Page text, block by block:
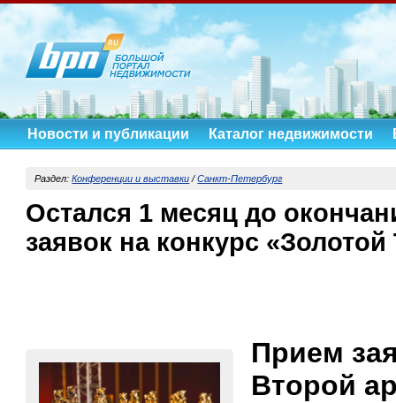
Новости и публикации Каталог недвижимости
Раздел:Конференции и выставки /Санкт-Петербург
Остался 1 месяц до
заявок на конкурс «Золотой
Прием
Второй